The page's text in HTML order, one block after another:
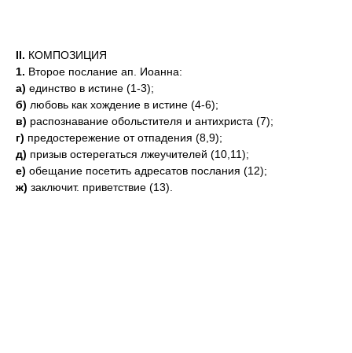
II. КОМПОЗИЦИЯ
1. Второе послание ап. Иоанна:
а) единство в истине (1-3);
б) любовь как хождение в истине (4-6);
в) распознавание обольстителя и антихриста (7);
г) предостережение от отпадения (8,9);
д) призыв остерегаться лжеучителей (10,11);
е) обещание посетить адресатов послания (12);
ж) заключит. приветствие (13).